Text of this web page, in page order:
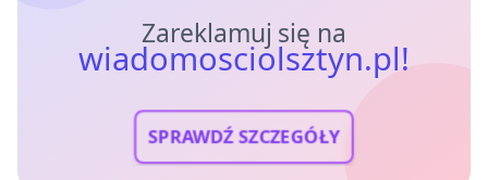
Zareklamuj się na
wiadomosciolsztyn.pl!
SPRAWDŹ SZCZEGÓŁY